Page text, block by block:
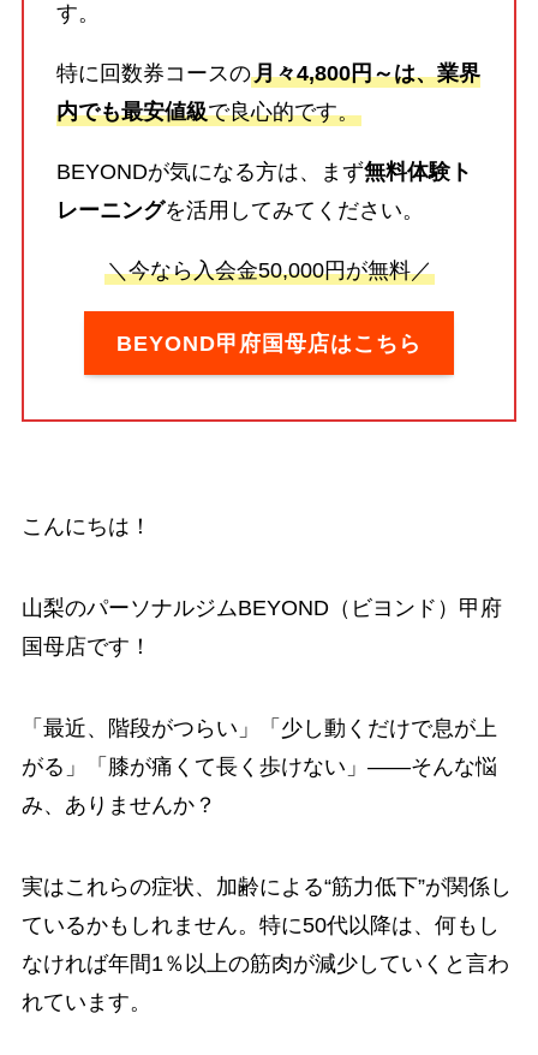
す。
特に回数券コースの月々4,800円～は、業界
内でも最安値級で良心的です。
BEYONDが気になる方は、まず無料体験ト
レーニングを活用してみてください。
＼今なら入会金50,000円が無料／
BEYOND甲府国母店はこちら
こんにちは！
山梨のパーソナルジムBEYOND（ビヨンド）甲府
国母店です！
「最近、階段がつらい」「少し動くだけで息が上
がる」「膝が痛くて長く歩けない」——そんな悩
み、ありませんか？
実はこれらの症状、加齢による“筋力低下”が関係し
ているかもしれません。特に50代以降は、何もし
なければ年間1％以上の筋肉が減少していくと言わ
れています。